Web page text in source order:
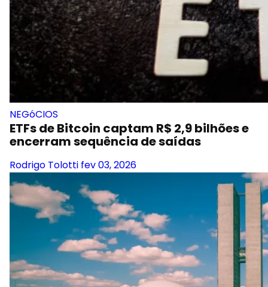
NEGóCIOS
ETFs de Bitcoin captam R$ 2,9 bilhões e
encerram sequência de saídas
Rodrigo Tolotti fev 03, 2026